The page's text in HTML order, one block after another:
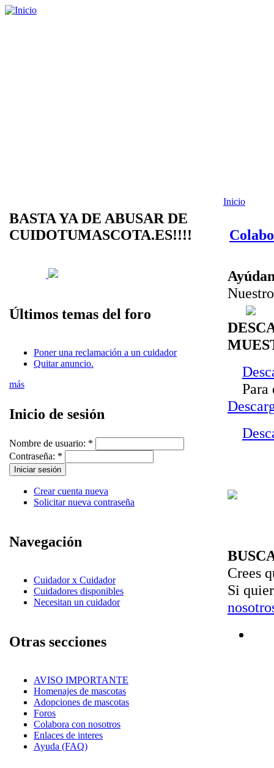
BASTA YA DE ABUSAR DE
CUIDOTUMASCOTA.ES!!!!
Últimos temas del foro
Poner una reclamación a un cuidador
Quitar anuncio.
más
Inicio de sesión
Nombre de usuario: *
Contraseña: *
Crear cuenta nueva
Solicitar nueva contraseña
Navegación
Cuidador x Cuidador
Cuidadores disponibles
Necesitan un cuidador
Otras secciones
AVISO IMPORTANTE
Homenajes de mascotas
Adopciones de mascotas
Foros
Colabora con nosotros
Enlaces de interes
Ayuda (FAQ)
Inicio
Para
Crees
Si